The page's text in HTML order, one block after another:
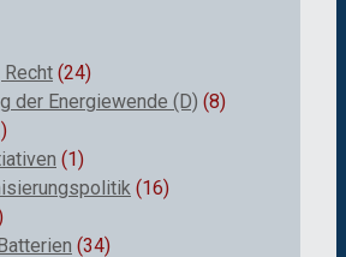
(24)
der Energiewende (D) (8)
(1)
(16)
(34)